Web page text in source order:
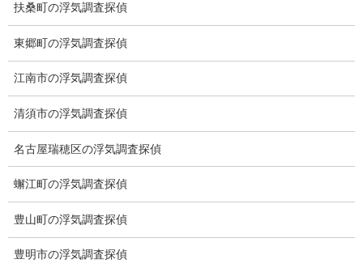
ご挨拶
アフターフォロー
ミライリサーチのお約束
当社のこだわり
契約後の安心と信頼
扶桑町の浮気調査探偵
東郷町の浮気調査探偵
江南市の浮気調査探偵
清須市の浮気調査探偵
名古屋瑞穂区の浮気調査探偵
蠏江町の浮気調査探偵
豊山町の浮気調査探偵
豊明市の浮気調査探偵